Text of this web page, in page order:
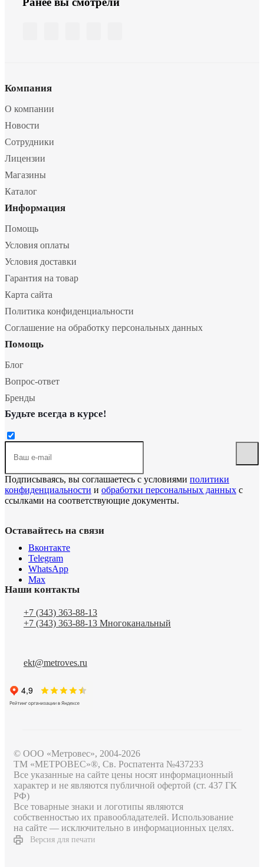
Компания
О компании
Новости
Сотрудники
Лицензии
Магазины
Каталог
Информация
Помощь
Условия оплаты
Условия доставки
Гарантия на товар
Карта сайта
Политика конфиденциальности
Соглашение на обработку персональных данных
Помощь
Блог
Вопрос-ответ
Бренды
Будьте всегда в курсе!
Подписываясь, вы соглашаетесь с условиями политики
конфиденциальности и обработки персональных данных с
ссылками на соответствующие документы.
Оставайтесь на связи
Вконтакте
Telegram
WhatsApp
Max
Наши контакты
+7 (343) 363-88-13
+7 (343) 363-88-13 Многоканальный
ekt@metroves.ru
© ООО «Метровес», 2004-2026
ТМ «МЕТРОВЕС»®, Св. Роспатента №4​3​7​2​3​3
Все указанные на сайте цены носят информационный
характер и не являются публичной офертой (ст. 437 ГК
РФ)
Все товарные знаки и логотипы являются
собственностью их правообладателей. Использование
на сайте — исключительно в информационных целях.
Версия для печати